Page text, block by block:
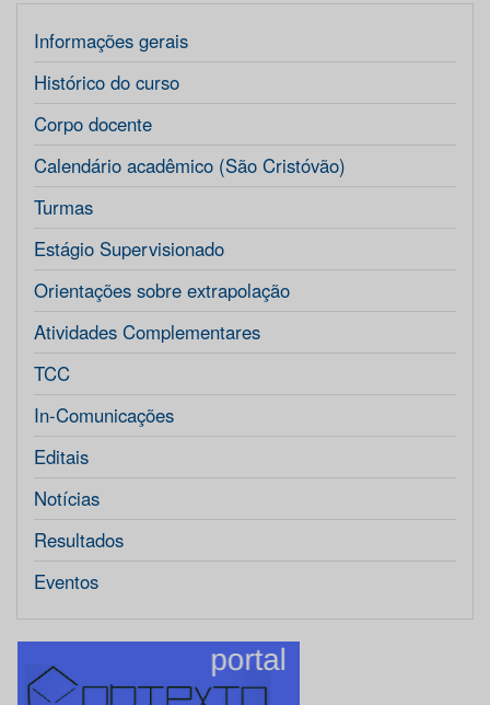
Informações gerais
Histórico do curso
Corpo docente
Calendário acadêmico (São Cristóvão)
Turmas
Estágio Supervisionado
Orientações sobre extrapolação
Atividades Complementares
TCC
In-Comunicações
Editais
Notícias
Resultados
Eventos